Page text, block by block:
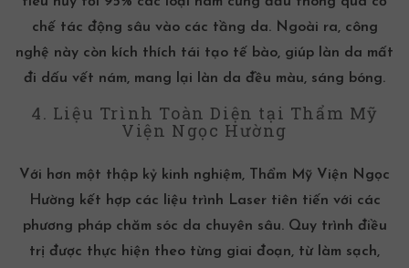
chế tác động sâu vào các tầng da. Ngoài ra, công
nghệ này còn kích thích tái tạo tế bào, giúp làn da mất
đi dấu vết nám, mang lại làn da đều màu, sáng bóng.
4. Liệu Trình Toàn Diện tại Thẩm Mỹ
Viện Ngọc Hường
Với hơn một thập kỷ kinh nghiệm, Thẩm Mỹ Viện Ngọc
Hường kết hợp các liệu trình Laser tiên tiến với các
phương pháp chăm sóc da chuyên sâu. Quy trình điều
trị được thực hiện theo từng giai đoạn, từ làm sạch,